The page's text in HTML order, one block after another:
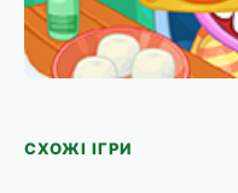
СХОЖІ ІГРИ